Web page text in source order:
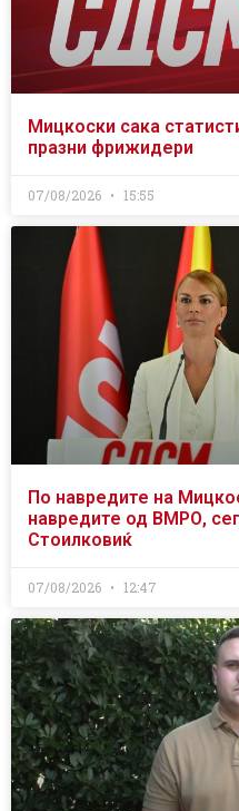
Мицкоски сака
празни фрижидери
07/08/2026 15:55
По навредите на
навредите од ВМРО,
Стоилковиќ
07/08/2026 12:47